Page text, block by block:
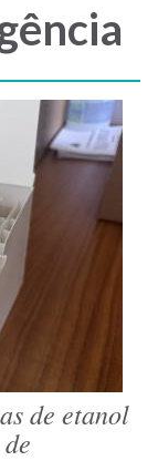
de etanol